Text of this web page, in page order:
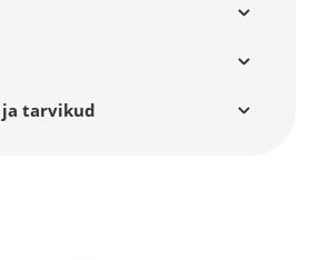
tarvikud